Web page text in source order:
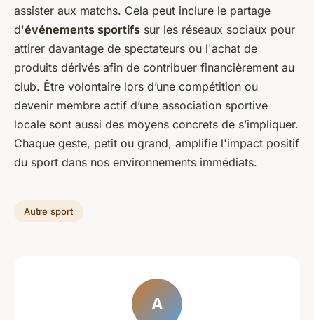
assister aux matchs. Cela peut inclure le partage
d'événements sportifs sur les réseaux sociaux pour
attirer davantage de spectateurs ou l'achat de
produits dérivés afin de contribuer financièrement au
club. Être volontaire lors d’une compétition ou
devenir membre actif d’une association sportive
locale sont aussi des moyens concrets de s’impliquer.
Chaque geste, petit ou grand, amplifie l'impact positif
du sport dans nos environnements immédiats.
Autre sport
A